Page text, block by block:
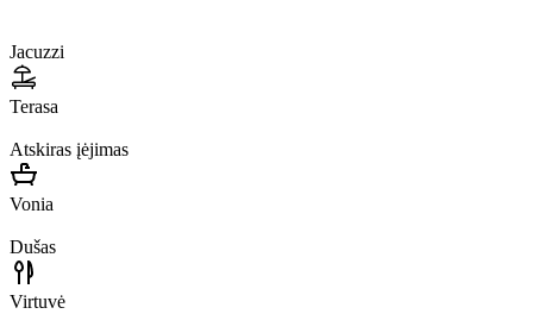
Jacuzzi
Terasa
Atskiras įėjimas
Vonia
Dušas
Virtuvė